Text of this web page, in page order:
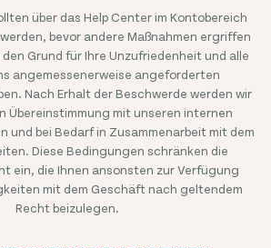
über das Help Center im Kontobereich
bevor andere Maßnahmen ergriffen
Grund für Ihre Unzufriedenheit und alle
angemessenerweise angeforderten
Nach Erhalt der Beschwerde werden wir
Übereinstimmung mit unseren internen
und bei Bedarf in Zusammenarbeit mit dem
Diese Bedingungen schränken die
ein, die Ihnen ansonsten zur Verfügung
mit dem Geschäft nach geltendem
Recht beizulegen.